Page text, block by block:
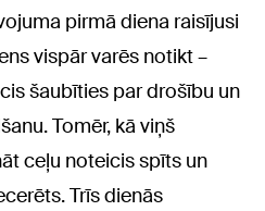
pirmā diena raisījusi
vispār varēs notikt –
šaubīties par drošību un
Tomēr, kā viņš
ceļu noteicis spīts un
Trīs dienās